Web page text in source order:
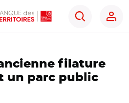
Rechercher
filature
un parc public